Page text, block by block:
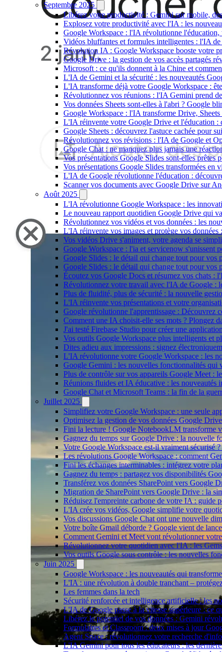
Septembre 2025
Libérez votre productivité : Gemini sur mobile,
Explosez votre productivité avec l'IA : les
Google Workspace : l'IA révolutionne
Vidéos bluffantes et formules intelligentes : l'IA
Révolution IA : Google Workspace booste votre
Google Drive : la gestion de vos accès partagés
Microsoft : ce qu'ils donnent à la Chine et
L'IA de Gemini et la sécurité : les nouveautés
L'IA transforme déjà votre Google Workspace :
Révolutionnez vos réunions : l'IA Gemini prend
Vos données Sheets sont-elles à l'abri ? Google
Google Workspace : l'IA transforme Drive,
L'IA réinvente votre Google Drive et l'éducation :
Google Sheets : découvrez l'astuce cachée pour
Révolutionnez vos révisions : l'IA de Google et
Google Chat : ne manquez plus jamais une
Vos présentations Google Slides sont-elles
Vos présentations Google Slides transformées
L'IA de Google révolutionne l'éducation :
Scanner vos documents avec Google Drive sur
Août 2025
L'IA révolutionne Google Workspace : les
Le nouveau rapport quotidien Google Drive qui
Révolutionnez vos vidéos et vos données : les
L'IA réinvente vos images et protège vos
Vos vidéos Drive s'animent, votre agenda se
Google Workspace : l'ia et servicenow s'unissent
Google Slides : le détail qui change tout pour vos
Google Slides : le détail qui change tout pour vos
Écoutez vos Google Docs et résumez vos chats :
Révolutionnez votre travail avec l'IA de Google :
Plus de fluidité, plus de sécurité : la nouvelle
L'IA réinvente vos présentations et votre
Google révolutionne l'apprentissage :
Comment une IA choisit-elle ses mots ? Plongez
J'ai testé Firebase Studio pour créer une
Vos outils Google Workspace plus intelligents et
Dites adieu aux impressions : signez
L'IA révolutionne votre Google Workspace : les
Google Gemini : les nouvelles fonctionnalités qui
Plus de contrôle sur vos appareils Google Meet :
Réunions fluides et IA éducative : les nouveautés
Google Chat et Microsoft Teams : la fin de la
Juillet 2025
Simplifiez votre Google Workspace : une seule
Optimisez la gestion de vos données Google
Fini la lecture ! Google NotebookLM transforme
Gagnez du temps sur Google Drive : la nouvelle
Votre Google Workspace est-il vraiment sécurisé
Les révolutions Google Workspace : comment
Fini les échanges interminables : intégrez votre
Gagnez du temps : partagez vos disponibilités
Transférez vos données SharePoint vers Google
Migration de SharePoint vers Google Drive : la
Réduisez l'empreinte carbone de votre IA : guide
L'IA crée vos vidéos, Google simplifie votre
Vos discussions Google Chat ont une nouvelle
Votre boîte Gmail déborde ? Google vient de
Comment Gemini et Meet vont révolutionner
Révolutionnez votre quotidien avec l'IA : les
Vos outils Google sous contrôle : les nouvelles
Juin 2025
Google Workspace : les nouveautés qui
L'IA : une révolution à double tranchant –
Les femmes dans la tech
Sécurité renforcée et intelligence artificielle : les
L'IA de Google passe à la vitesse supérieure : ce
Libérez le potentiel de vos données : Gemini
Formulaires et Classroom : deux mises à jour
Agent Space : révolutionnez votre recherche
L'IA Gemini pour tous les éducateurs : les